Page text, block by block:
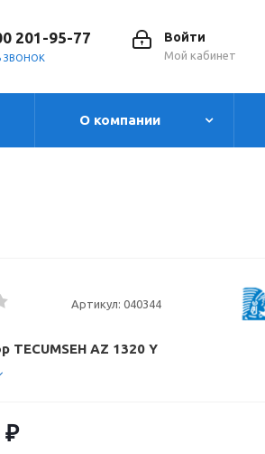
Войти
Мой кабинет
201-95-77
ЗВОНОК
О компании
Артикул: 040344
TECUMSEH AZ 1320 Y
₽